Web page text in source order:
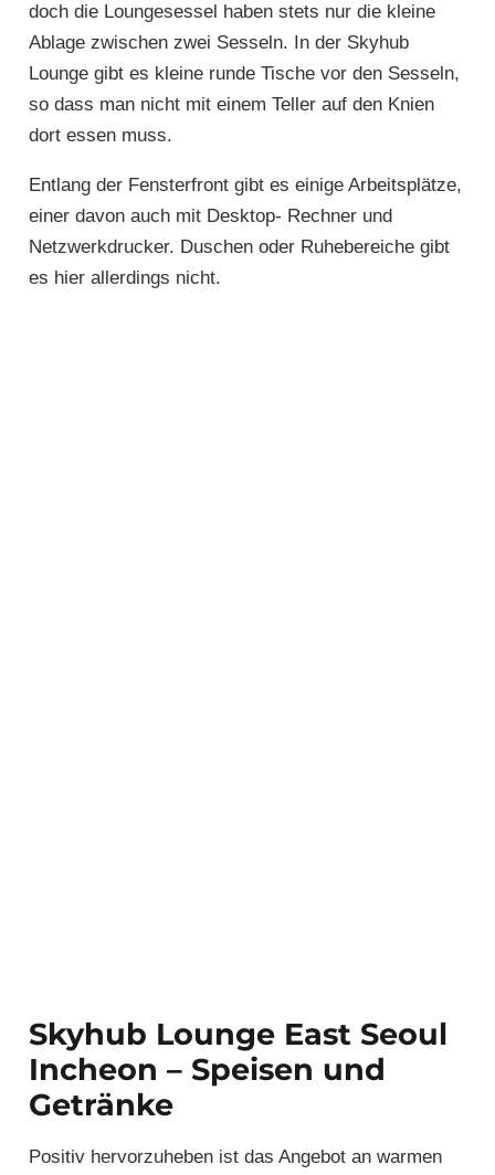
doch die Loungesessel haben stets nur die kleine
Ablage zwischen zwei Sesseln. In der Skyhub
Lounge gibt es kleine runde Tische vor den Sesseln,
so dass man nicht mit einem Teller auf den Knien
dort essen muss.
Entlang der Fensterfront gibt es einige Arbeitsplätze,
einer davon auch mit Desktop- Rechner und
Netzwerkdrucker. Duschen oder Ruhebereiche gibt
es hier allerdings nicht.
Skyhub Lounge East Seoul
Incheon – Speisen und
Getränke
Positiv hervorzuheben ist das Angebot an warmen